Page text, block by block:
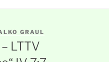
GRAUL
LTTV